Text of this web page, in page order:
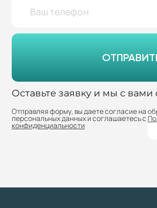
Оставьте заявку и мы с
Отправляя форму, вы даете согласие на
персональных данных и соглашаетесь с
конфиденциальности